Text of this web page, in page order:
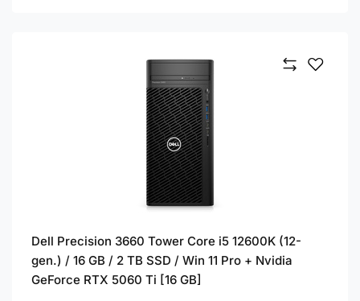
Dell Precision 3660 Tower Core i5 12600K (12-
gen.) / 16 GB / 2 TB SSD / Win 11 Pro + Nvidia
GeForce RTX 5060 Ti [16 GB]